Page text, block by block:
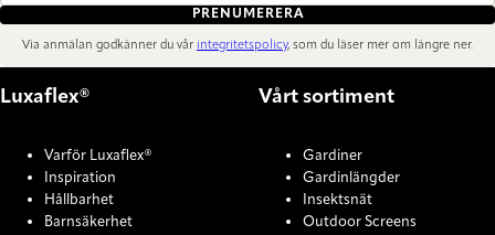
PRENUMERERA
Via anmälan godkänner du vår integritetspolicy, som du läser mer om längre ner.
Luxaflex®
Varför Luxaflex®
Inspiration
Hållbarhet
Barnsäkerhet
Vårt sortiment
Gardiner
Gardinlängder
Insektsnät
Outdoor Screens